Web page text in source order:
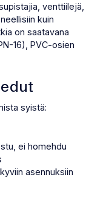
venttiilejä,
kuin
on saatavana
16), PVC-osien
syistä:
ei homehdu
asennuksiin